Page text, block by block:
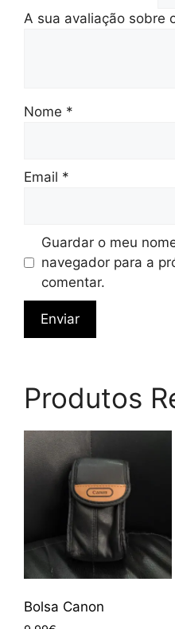
A sua avaliação sobre
Nome *
Email *
Guardar o meu
navegador para a
comentar.
Produtos
Bolsa Canon